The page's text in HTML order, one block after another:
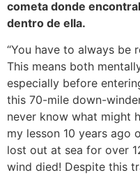
cometa donde
dentro de ella.
“You have to always be
This means both
especially before
this 70-mile down-
never know what might
my lesson 10 years ago
lost out at sea for over
wind died! Despite this